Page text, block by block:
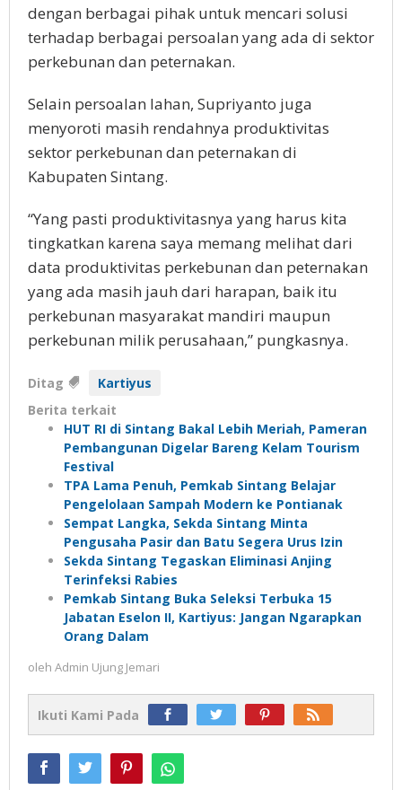
dengan berbagai pihak untuk mencari solusi
terhadap berbagai persoalan yang ada di sektor
perkebunan dan peternakan.
Selain persoalan lahan, Supriyanto juga
menyoroti masih rendahnya produktivitas
sektor perkebunan dan peternakan di
Kabupaten Sintang.
“Yang pasti produktivitasnya yang harus kita
tingkatkan karena saya memang melihat dari
data produktivitas perkebunan dan peternakan
yang ada masih jauh dari harapan, baik itu
perkebunan masyarakat mandiri maupun
perkebunan milik perusahaan,” pungkasnya.
Ditag
Kartiyus
Berita terkait
HUT RI di Sintang Bakal Lebih Meriah, Pameran
Pembangunan Digelar Bareng Kelam Tourism
Festival
TPA Lama Penuh, Pemkab Sintang Belajar
Pengelolaan Sampah Modern ke Pontianak
Sempat Langka, Sekda Sintang Minta
Pengusaha Pasir dan Batu Segera Urus Izin
Sekda Sintang Tegaskan Eliminasi Anjing
Terinfeksi Rabies
Pemkab Sintang Buka Seleksi Terbuka 15
Jabatan Eselon II, Kartiyus: Jangan Ngarapkan
Orang Dalam
oleh Admin Ujung Jemari
Ikuti Kami Pada